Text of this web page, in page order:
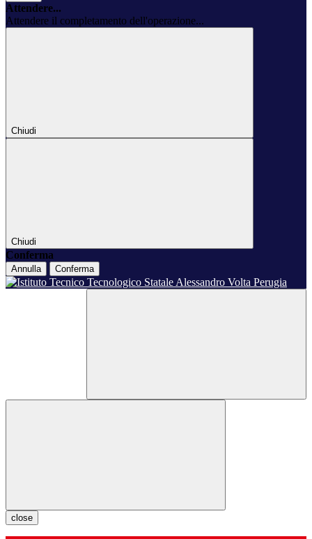
Attendere...
Attendere il completamento dell'operazione...
Chiudi
Chiudi
Conferma
Annulla Conferma
close